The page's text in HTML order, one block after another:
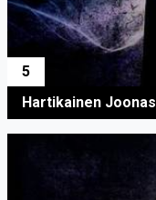
5
Hartikainen Joonas